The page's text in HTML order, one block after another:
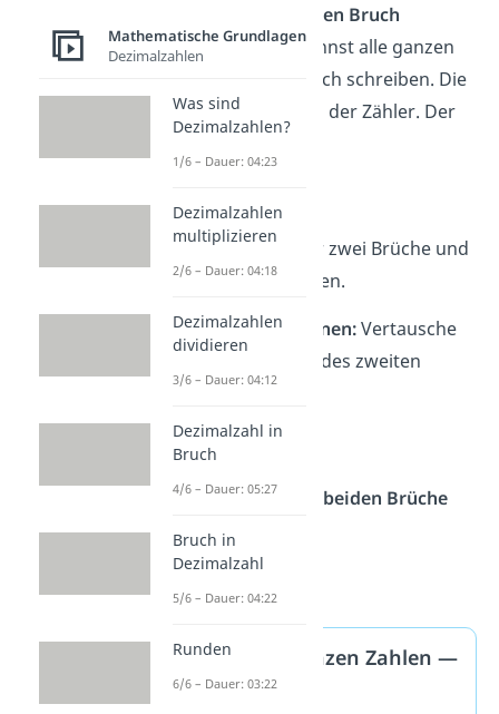
1. Ganze Zahl in einen Bruch
umwandeln:Du kannst alle ganzen
Zahlen auch als Bruch schreiben. Die
ganze Zahl ist dabei der Zähler. Der
Jetzt hast du wieder zwei Brüche und
kannst weitermachen.
2. Kehrwert berechnen:Vertausche
Zähler und Nenner des zweiten
Bruchs.
3. Multipliziere die beiden Brüche
miteinander:
Brüche mit ganzen Zahlen —
Merke
Mathematische Grundlagen
Dezimalzahlen
Was sind
Dezimalzahlen?
1/6 – Dauer: 04:23
Dezimalzahlen
multiplizieren
2/6 – Dauer: 04:18
Dezimalzahlen
dividieren
3/6 – Dauer: 04:12
Dezimalzahl in
Bruch
4/6 – Dauer: 05:27
Bruch in
Dezimalzahl
5/6 – Dauer: 04:22
Runden
6/6 – Dauer: 03:22